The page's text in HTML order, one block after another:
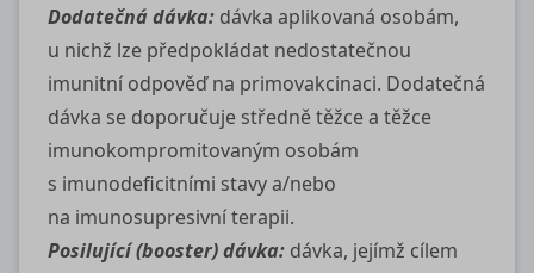
Dodatečná dávka: dávka aplikovaná osobám,
u nichž lze předpokládat nedostatečnou
imunitní odpověď na primovakcinaci. Dodatečná
dávka se doporučuje středně těžce a těžce
imunokompromitovaným osobám
s imunodeficitními stavy a/nebo
na imunosupresivní terapii.
Posilující (booster) dávka: dávka, jejímž cílem